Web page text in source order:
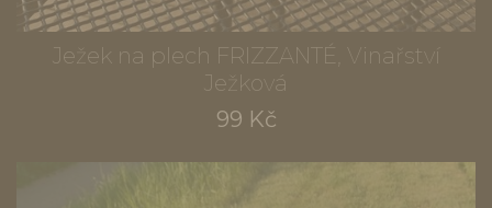
Ježek na plech FRIZZANTÉ, Vinařství
Ježková
99 Kč